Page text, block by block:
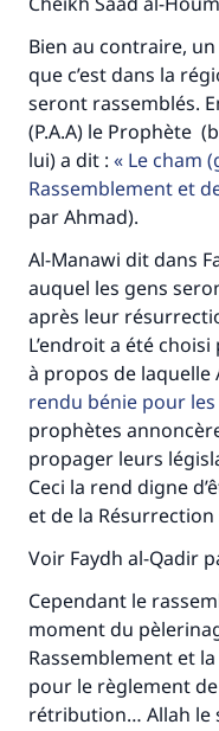
Bien au contraire,
que c’est dans la
seront rassemblés.
(P.A.A) le Prophète
lui) a dit :
Le cham
Rassemblement et
par Ahmad).
Al-Manawi dit dans
auquel les gens
après leur
L’endroit a été
à propos de laquelle
rendu bénie pour
prophètes
propager leurs
Ceci la rend digne
et de la Résurrection
Voir Faydh al-Qadir
Cependant le
moment du
Rassemblement et
pour le règlement
rétribution… Allah le
Faites une
millions de
Aidez nous
Le Messager
"Celui qui
même